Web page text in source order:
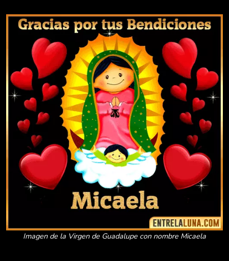
Imagen de la Virgen de Guadalupe con nombre Micaela